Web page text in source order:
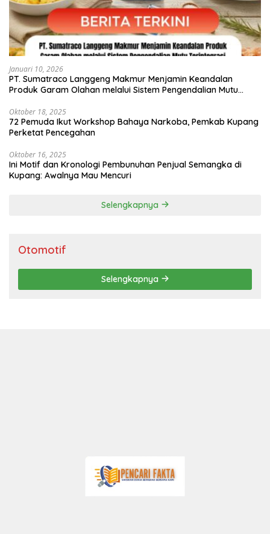
Januari 10, 2026
PT. Sumatraco Langgeng Makmur Menjamin Keandalan
Produk Garam Olahan melalui Sistem Pengendalian Mutu
Oktober 18, 2025
72 Pemuda Ikut Workshop Bahaya Narkoba, Pemkab Kupang
Perketat Pencegahan
Oktober 16, 2025
Ini Motif dan Kronologi Pembunuhan Penjual Semangka di
Kupang: Awalnya Mau Mencuri
Selengkapnya
Otomotif
Selengkapnya